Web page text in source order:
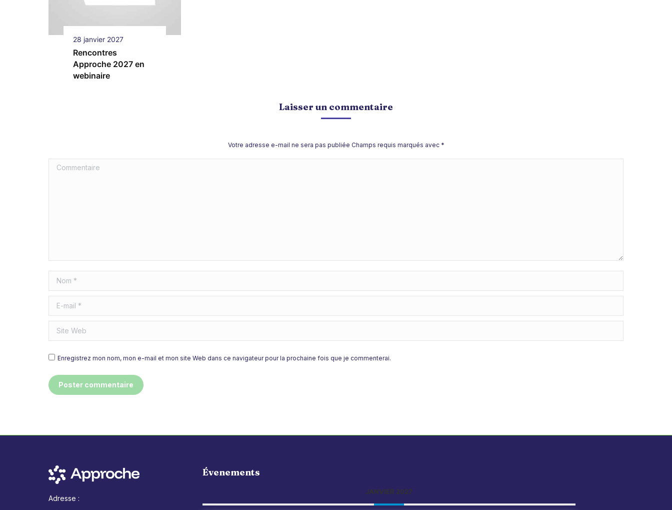
28 janvier 2027
Rencontres
Approche 2027 en
webinaire
Laisser un commentaire
Votre adresse e-mail ne sera pas publiée Champs requis marqués avec *
Commentaire
Nom *
E-mail *
Site Web
Enregistrez mon nom, mon e-mail et mon site Web dans ce navigateur pour la prochaine fois que je commenterai.
Poster commentaire
Adresse :
Évenements
JANVIER 2027